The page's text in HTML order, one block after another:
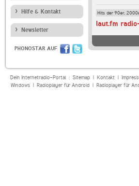
Hilfe & Kontakt
Newsletter
PHONOSTAR AUF
Hits der 90er,
laut.fm
Dein Internetradio-Portal : Sitemap| Kontakt|
Windows| Radioplayer für Android| Radioplayer für